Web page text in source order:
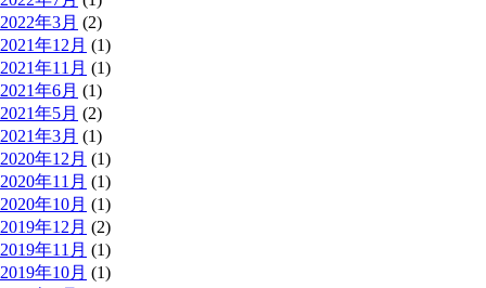
2022年3月 (2)
2021年12月 (1)
2021年11月 (1)
2021年6月 (1)
2021年5月 (2)
2021年3月 (1)
2020年12月 (1)
2020年11月 (1)
2020年10月 (1)
2019年12月 (2)
2019年11月 (1)
2019年10月 (1)